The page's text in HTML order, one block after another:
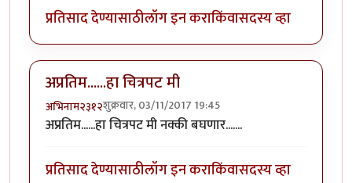
प्रतिसाद देण्यासाठीलॉग इन कराकिंवासदस्य व्हा
अप्रतिम......हा चित्रपट मी
अभिनाम२३१२शुक्रवार, 03/11/2017 19:45
अप्रतिम......हा चित्रपट मी नक्की बघणार.......
प्रतिसाद देण्यासाठीलॉग इन कराकिंवासदस्य व्हा